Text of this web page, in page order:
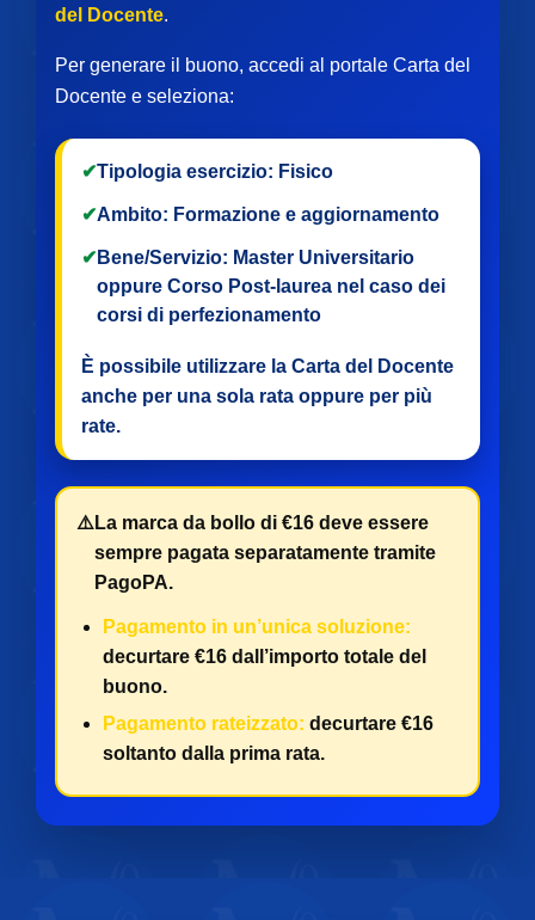
del Docente.
Per generare il buono, accedi al portale Carta del
Docente e seleziona:
✔Tipologia esercizio: Fisico
✔Ambito: Formazione e aggiornamento
✔ Bene/Servizio: Master Universitario
oppure Corso Post-laurea nel caso dei
corsi di perfezionamento
È possibile utilizzare la Carta del Docente
anche per una sola rata oppure per più
rate.
⚠️ La marca da bollo di €16 deve essere
sempre pagata separatamente tramite
PagoPA.
Pagamento in un’unica soluzione:
decurtare €16 dall’importo totale del
buono.
Pagamento rateizzato: decurtare €16
soltanto dalla prima rata.